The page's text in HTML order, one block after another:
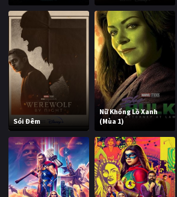
Sói Đêm
Nữ Khổng Lồ Xanh
(Mùa 1)